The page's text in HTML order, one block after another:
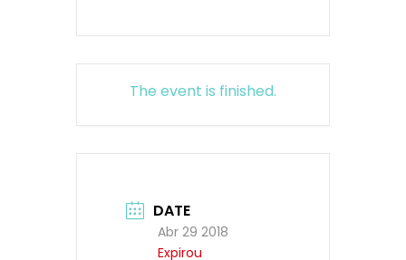
The event is finished.
DATE
Abr 29 2018
Expirou